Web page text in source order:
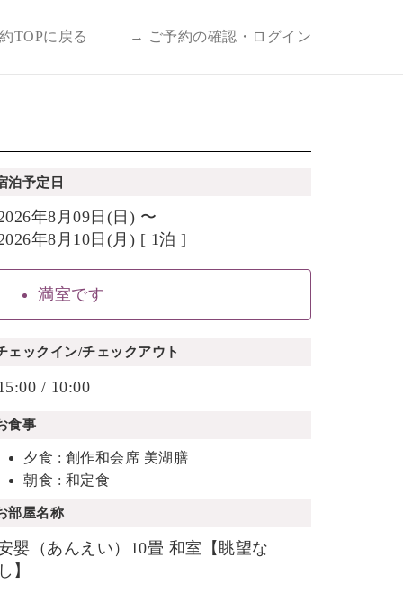
TOPに戻る → ご予約の確認・ログイン
泊予定日
年8月09日(日) 〜
年8月10日(月) [ 1泊 ]
満室です
ェックイン/チェックアウト
/ 10:00
食事
夕食 : 創作和会席 美湖膳
朝食 : 和定食
部屋名称
嬰（あんえい）10畳 和室【眺望な
し】